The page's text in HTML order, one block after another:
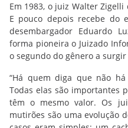
Em 1983, o juiz Walter Zigelli
E pouco depois recebe do
desembargador Eduardo
forma pioneira o Juizado
o segundo do gênero a
“Há quem diga que não
Todas elas são importantes
têm o mesmo valor. Os
mutirões são uma evolução